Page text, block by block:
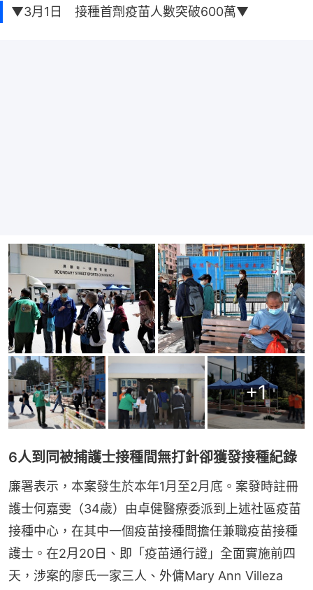
▼3月1日 接種首劑疫苗人數突破600萬▼
+1
6人到同被捕護士接種間無打針卻獲發接種紀錄
廉署表示，本案發生於本年1月至2月底。案發時註冊
護士何嘉雯（34歲）由卓健醫療委派到上述社區疫苗
接種中心，在其中一個疫苗接種間擔任兼職疫苗接種
護士。在2月20日、即「疫苗通行證」全面實施前四
天，涉案的廖氏一家三人、外傭Mary Ann Villeza